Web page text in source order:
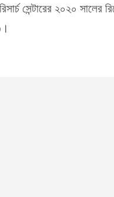
সেন্টারের ২০২০ সালের